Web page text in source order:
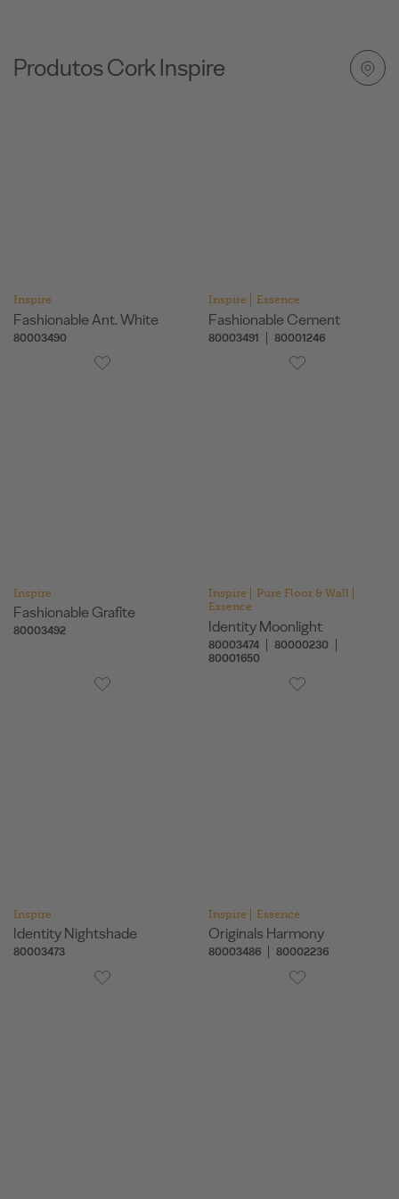
Produtos Cork Inspire
Inspire
Fashionable Ant. White
80003490
Inspire Essence
Fashionable Cement
80003491 80001246
Inspire
Fashionable Grafite
80003492
Inspire
Pure Floor & Wall
Essence
Identity Moonlight
80003474
80000230
80001650
Inspire
Identity Nightshade
80003473
Inspire Essence
Originals Harmony
80003486 80002236